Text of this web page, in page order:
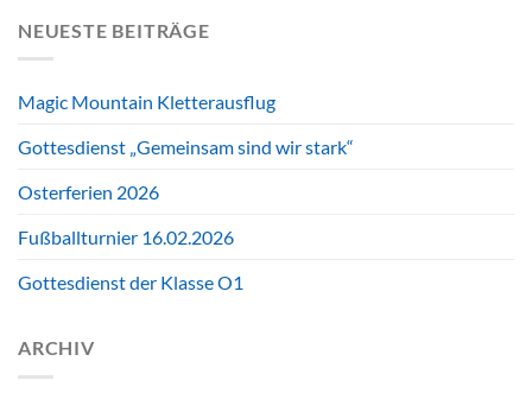
NEUESTE BEITRÄGE
Magic Mountain Kletterausflug
Gottesdienst „Gemeinsam sind wir stark“
Osterferien 2026
Fußballturnier 16.02.2026
Gottesdienst der Klasse O1
ARCHIV